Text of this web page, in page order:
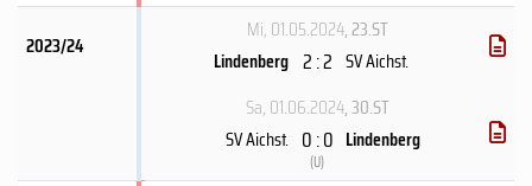
2023/24
Mi, 01.05.2024, 23.ST
Lindenberg 2 : 2 SV Aichst.
Sa, 01.06.2024, 30.ST
SV Aichst. 0 : 0
(U)
Lindenberg